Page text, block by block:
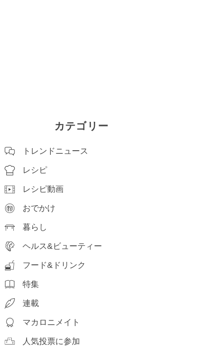
カテゴリー
トレンドニュース
レシピ
レシピ動画
おでかけ
暮らし
ヘルス&ビューティー
フード&ドリンク
特集
連載
マカロニメイト
人気投票に参加